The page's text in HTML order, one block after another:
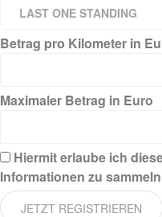
Betrag pro Kilometer in
Maximaler Betrag in Euro
Hiermit erlaube ich
Informationen zu
JETZT REGISTRIEREN